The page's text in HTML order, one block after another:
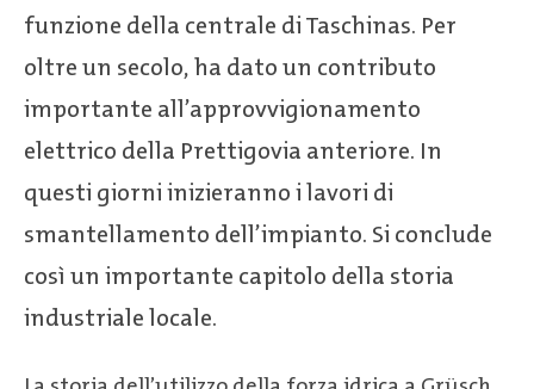
funzione della centrale di Taschinas. Per
oltre un secolo, ha dato un contributo
importante all’approvvigionamento
elettrico della Prettigovia anteriore. In
questi giorni inizieranno i lavori di
smantellamento dell’impianto. Si conclude
così un importante capitolo della storia
industriale locale.